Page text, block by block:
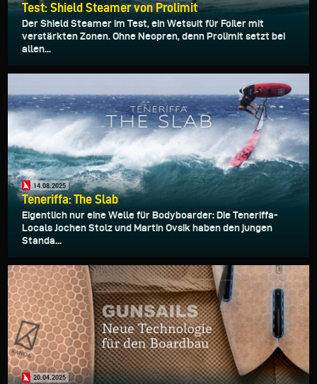
Test: Shield Steamer von Prolimit
Der Shield Steamer im Test, ein Wetsuit für Foiler mit
verstärkten Zonen. Ohne Neopren, denn Prolimit setzt bei
allen...
14.08.2025
Teneriffa: The Slab
Eigentlich nur eine Welle für Bodyboarder: Die Teneriffa-
Locals Jochen Stolz und Martin Ovsik haben den jungen
Standa...
20.04.2025